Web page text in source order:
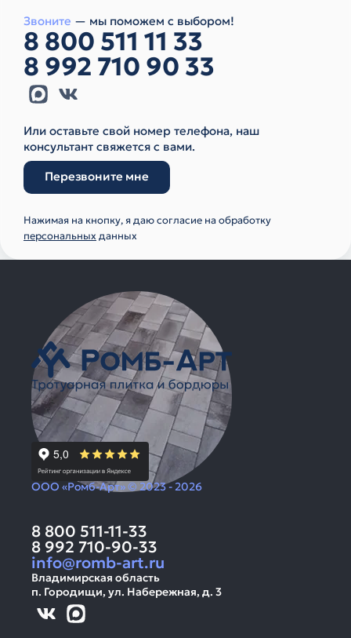
Звоните — мы поможем с выбором!
8 800 511 11 33
8 992 710 90 33
Или оставьте свой номер телефона, наш
консультант свяжется с вами.
Перезвоните мне
Нажимая на кнопку, я даю согласие на обработку
персональныхданных
ООО «Ромб-Арт» © 2023 - 2026
8 800 511-11-33
8 992 710-90-33
info@romb-art.ru
Владимирская область
п. Городищи, ул. Набережная, д. 3